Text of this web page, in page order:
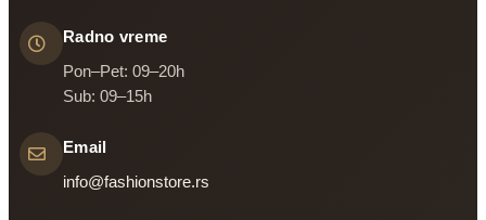
Radno vreme
Pon–Pet: 09–20h
Sub: 09–15h
Email
info@fashionstore.rs